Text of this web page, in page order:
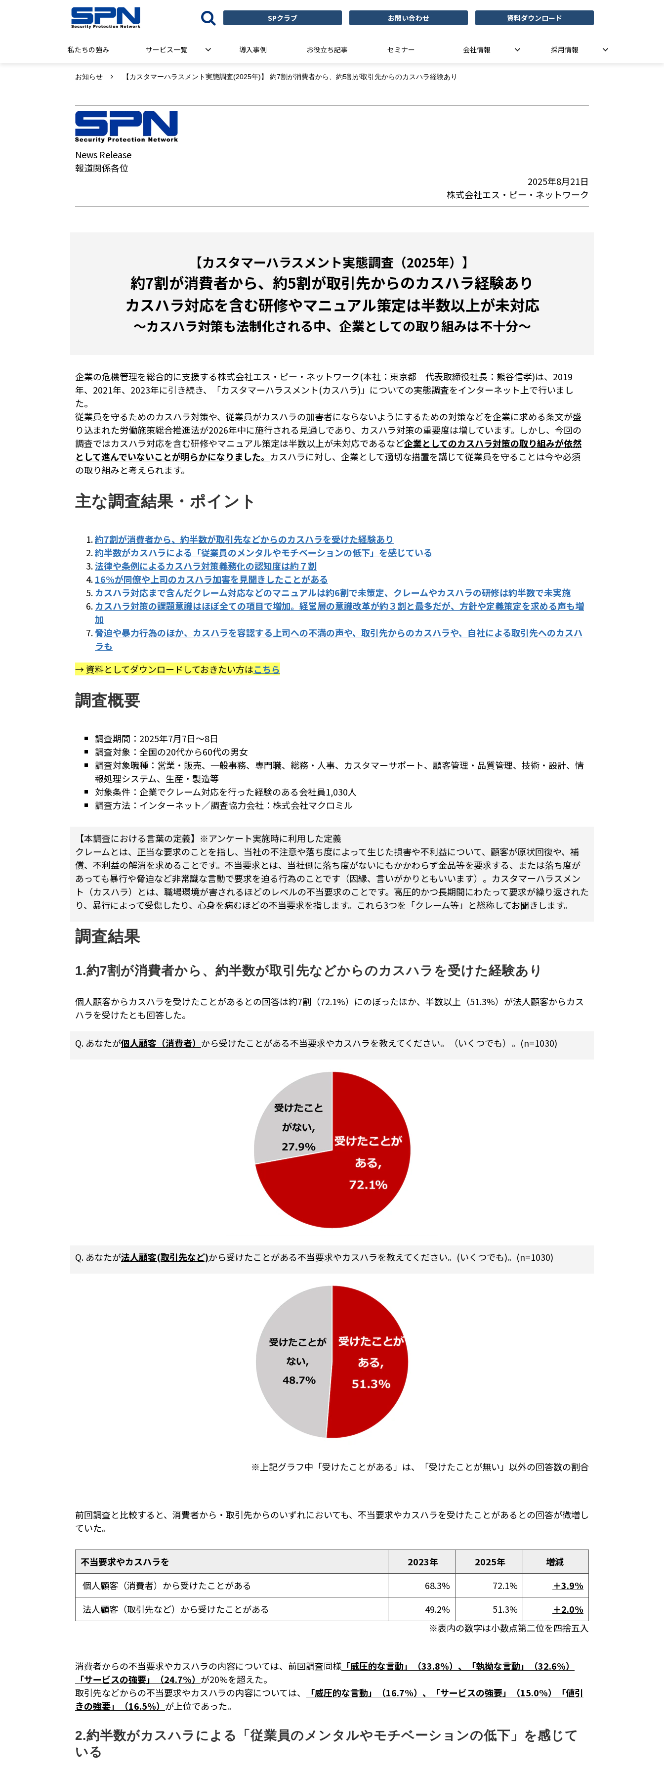
SPクラブ お問い合わせ 資料ダウンロード
私たちの強み サービス一覧 導入事例 お役立ち記事 セミナー 会社情報 採用情報
お知らせ 【カスタマーハラスメント実態調査(2025年)】 約7割が消費者から、約5割が取引先からのカスハラ経験あり
News Release
報道関係各位
2025年8月21日
株式会社エス・ピー・ネットワーク
【カスタマーハラスメント実態調査（2025年）】
約7割が消費者から、約5割が取引先からのカスハラ経験あり
カスハラ対応を含む研修やマニュアル策定は半数以上が未対応
～カスハラ対策も法制化される中、企業としての取り組みは不十分～
企業の危機管理を総合的に支援する株式会社エス・ピー・ネットワーク(本社：東京都 代表取締役社長：熊谷信孝)は、2019
年、2021年、2023年に引き続き、「カスタマーハラスメント(カスハラ)」についての実態調査をインターネット上で行いまし
た。
従業員を守るためのカスハラ対策や、従業員がカスハラの加害者にならないようにするための対策などを企業に求める条文が盛
り込まれた労働施策総合推進法が2026年中に施行される見通しであり、カスハラ対策の重要度は増しています。しかし、今回の
調査ではカスハラ対応を含む研修やマニュアル策定は半数以上が未対応であるなど企業としてのカスハラ対策の取り組みが依然
として進んでいないことが明らかになりました。 カスハラに対し、企業として適切な措置を講じて従業員を守ることは今や必須
の取り組みと考えられます。
主な調査結果・ポイント
約7割が消費者から、約半数が取引先などからのカスハラを受けた経験あり
約半数がカスハラによる「従業員のメンタルやモチベーションの低下」を感じている
法律や条例によるカスハラ対策義務化の認知度は約７割
16%が同僚や上司のカスハラ加害を見聞きしたことがある
カスハラ対応まで含んだクレーム対応などのマニュアルは約6割で未策定、クレームやカスハラの研修は約半数で未実施
カスハラ対策の課題意識はほぼ全ての項目で増加。経営層の意識改革が約３割と最多だが、方針や定義策定を求める声も増
加
脅迫や暴力行為のほか、カスハラを容認する上司への不満の声や、取引先からのカスハラや、自社による取引先へのカスハ
ラも
→ 資料としてダウンロードしておきたい方はこちら
調査概要
調査期間：2025年7月7日～8日
調査対象：全国の20代から60代の男女
調査対象職種：営業・販売、一般事務、専門職、総務・人事、カスタマーサポート、顧客管理・品質管理、技術・設計、情
報処理システム、生産・製造等
対象条件：企業でクレーム対応を行った経験のある会社員1,030人
調査方法：インターネット／調査協力会社：株式会社マクロミル
【本調査における言葉の定義】※アンケート実施時に利用した定義
クレームとは、正当な要求のことを指し、当社の不注意や落ち度によって生じた損害や不利益について、顧客が原状回復や、補
償、不利益の解消を求めることです。不当要求とは、当社側に落ち度がないにもかかわらず金品等を要求する、または落ち度が
あっても暴行や脅迫など非常識な言動で要求を迫る行為のことです（因縁、言いがかりともいいます）。カスタマーハラスメン
ト（カスハラ）とは、職場環境が害されるほどのレベルの不当要求のことです。高圧的かつ長期間にわたって要求が繰り返された
り、暴行によって受傷したり、心身を病むほどの不当要求を指します。これら3つを「クレーム等」と総称してお聞きします。
調査結果
1.約7割が消費者から、約半数が取引先などからのカスハラを受けた経験あり
個人顧客からカスハラを受けたことがあるとの回答は約7割（72.1%）にのぼったほか、半数以上（51.3%）が法人顧客からカス
ハラを受けたとも回答した。
Q. あなたが個人顧客（消費者） から受けたことがある不当要求やカスハラを教えてください。（いくつでも）。(n=1030)
Q. あなたが法人顧客(取引先など)から受けたことがある不当要求やカスハラを教えてください。(いくつでも)。(n=1030)
※上記グラフ中「受けたことがある」は、「受けたことが無い」以外の回答数の割合
前回調査と比較すると、消費者から・取引先からのいずれにおいても、不当要求やカスハラを受けたことがあるとの回答が微増し
ていた。
不当要求やカスハラを 2023年 2025年
増減
個人顧客（消費者）から受けたことがある
68.3% 72.1%
＋3.9%
法人顧客（取引先など）から受けたことがある
49.2% 51.3%
＋2.0%
※表内の数字は小数点第二位を四捨五入
消費者からの不当要求やカスハラの内容については、前回調査同様 「威圧的な言動」（33.8%）、「執拗な言動」（32.6%）
「サービスの強要」（24.7%） が20%を超えた。
取引先などからの不当要求やカスハラの内容については、
「威圧的な言動」（16.7%）、「サービスの強要」（15.0%）「値引
きの強要」（16.5%） が上位であった。
2.約半数がカスハラによる「従業員のメンタルやモチベーションの低下」を感じて
いる